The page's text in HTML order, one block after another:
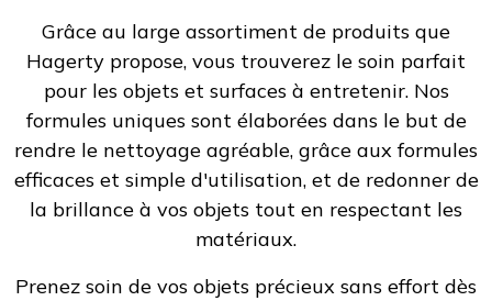
Grâce au large assortiment de produits que
Hagerty propose, vous trouverez le soin parfait
pour les objets et surfaces à entretenir. Nos
formules uniques sont élaborées dans le but de
rendre le nettoyage agréable, grâce aux formules
efficaces et simple d'utilisation, et de redonner de
la brillance à vos objets tout en respectant les
matériaux.
Prenez soin de vos objets précieux sans effort dès